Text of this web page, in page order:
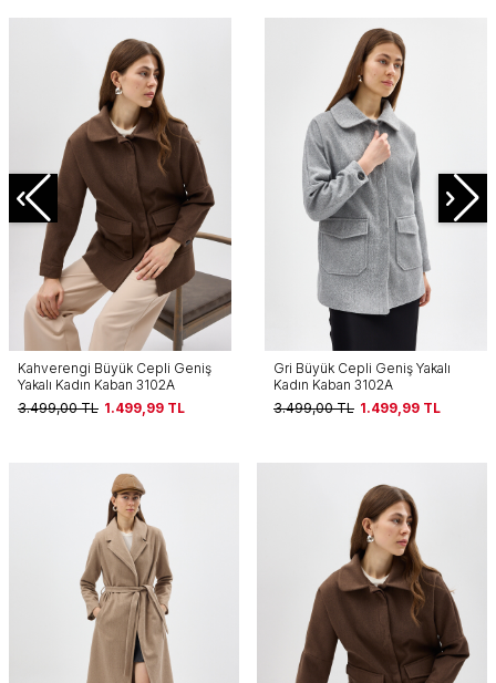
Kahverengi Büyük Cepli Geniş
Yakalı Kadın Kaban 3102A
3.499,00TL 1.499,99 TL
Gri Büyük Cepli Geniş Yakalı
Kadın Kaban 3102A
3.499,00TL 1.499,99 TL